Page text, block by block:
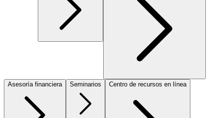
Asesoría financiera Seminarios Centro de recursos en línea